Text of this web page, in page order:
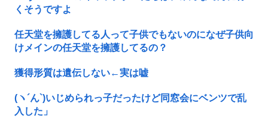
くそうですよ
任天堂を擁護してる人って子供でもないのになぜ子供向
けメインの任天堂を擁護してるの？
獲得形質は遺伝しない←実は嘘
(ヽ´ん`)いじめられっ子だったけど同窓会にベンツで乱
入した」